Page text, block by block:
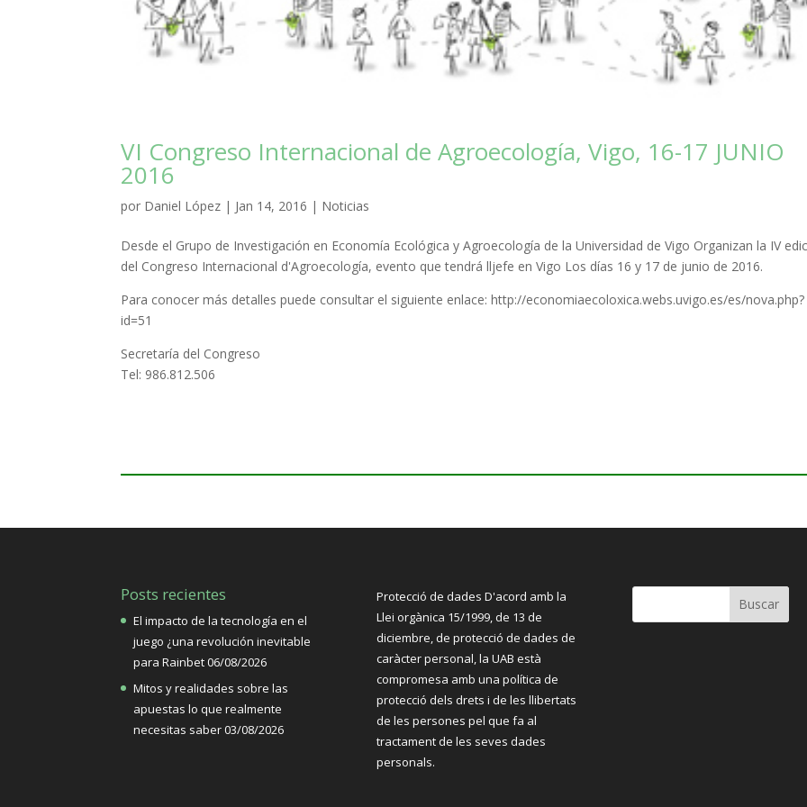
VI Congreso Internacional de Agroecología, Vigo, 16-17 JUNIO
2016
por Daniel López | Jan 14, 2016 | Noticias
Desde el Grupo de Investigación en Economía Ecológica y Agroecología de la Universidad de Vigo Organizan la IV
del Congreso Internacional d'Agroecología, evento que tendrá lljefe en Vigo Los días 16 y 17 de junio de 2016.
Para conocer más detalles puede consultar el siguiente enlace: http://economiaecoloxica.webs.uvigo.es/es/nova.php?
id=51
Secretaría del Congreso
Tel: 986.812.506
Posts recientes
El impacto de la tecnología en el
juego ¿una revolución inevitable
para Rainbet06/08/2026
Mitos y realidades sobre las
apuestas lo que realmente
necesitas saber03/08/2026
Protecció de dades D'acord amb la
Llei orgànica 15/1999, de 13 de
diciembre, de protecció de dades de
caràcter personal, la UAB està
compromesa amb una política de
protecció dels drets i de les llibertats
de les persones pel que fa al
tractament de les seves dades
personals.